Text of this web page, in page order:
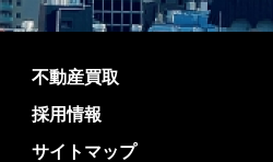
不動産買取
採用情報
サイトマップ